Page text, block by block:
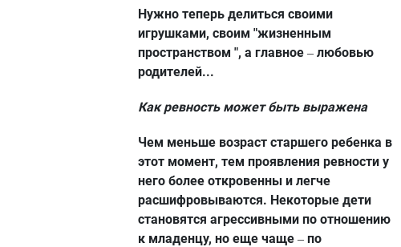
Нужно теперь делиться своими
игрушками, своим "жизненным
пространством ", а главное – любовью
родителей...
Как ревность может быть выражена
Чем меньше возраст старшего ребенка в
этот момент, тем проявления ревности у
него более откровенны и легче
расшифровываются. Некоторые дети
становятся агрессивными по отношению
к младенцу, но еще чаще – по